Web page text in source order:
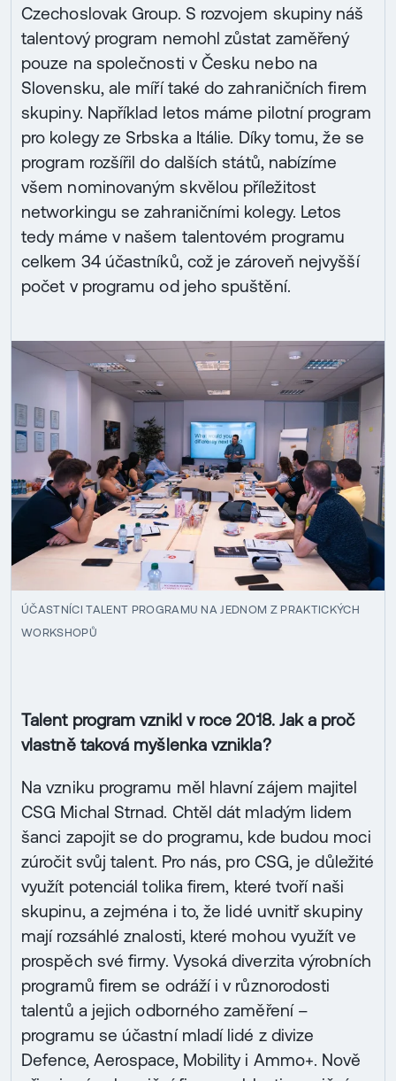
Czechoslovak Group. S rozvojem skupiny náš
talentový program nemohl zůstat zaměřený
pouze na společnosti v Česku nebo na
Slovensku, ale míří také do zahraničních firem
skupiny. Například letos máme pilotní program
pro kolegy ze Srbska a Itálie. Díky tomu, že se
program rozšířil do dalších států, nabízíme
všem nominovaným skvělou příležitost
networkingu se zahraničními kolegy. Letos
tedy máme v našem talentovém programu
celkem 34 účastníků, což je zároveň nejvyšší
počet v programu od jeho spuštění.
ÚČASTNÍCI TALENT PROGRAMU NA JEDNOM Z PRAKTICKÝCH
WORKSHOPŮ
Talent program vznikl v roce 2018. Jak a proč
vlastně taková myšlenka vznikla?
Na vzniku programu měl hlavní zájem majitel
CSG Michal Strnad. Chtěl dát mladým lidem
šanci zapojit se do programu, kde budou moci
zúročit svůj talent. Pro nás, pro CSG, je důležité
využít potenciál tolika firem, které tvoří naši
skupinu, a zejména i to, že lidé uvnitř skupiny
mají rozsáhlé znalosti, které mohou využít ve
prospěch své firmy. Vysoká diverzita výrobních
programů firem se odráží i v různorodosti
talentů a jejich odborného zaměření –
programu se účastní mladí lidé z divize
Defence, Aerospace, Mobility i Ammo+. Nově